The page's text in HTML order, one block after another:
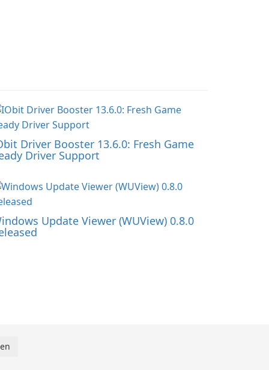
Driver Booster 13.6.0: Fresh Game
Driver Support
Update Viewer (WUView) 0.8.0